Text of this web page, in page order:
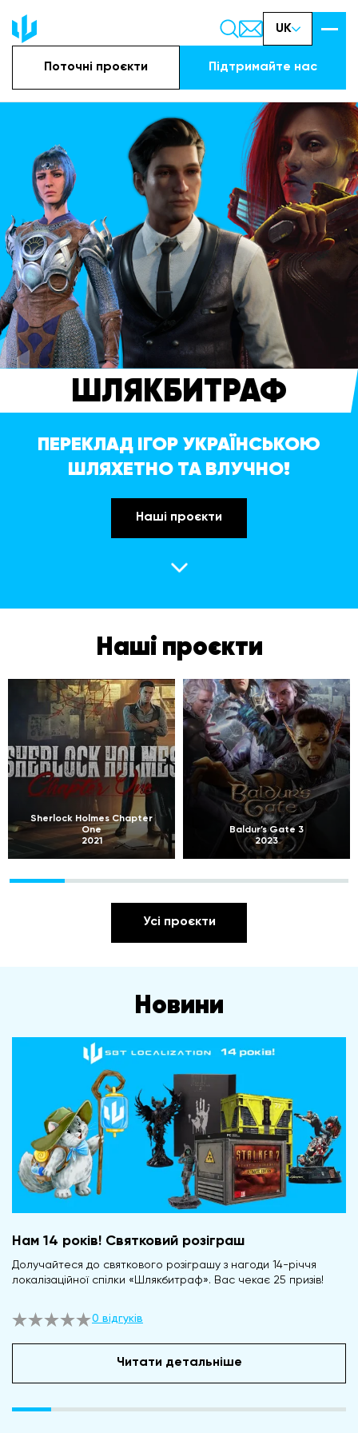
UK
Поточні проєкти Підтримайте наc
ШЛЯКБИТРАФ
ПЕРЕКЛАД ІГОР УКРАЇНСЬКОЮ
ШЛЯХЕТНО ТА ВЛУЧНО!
Наші проєкти
Наші проєкти
Sherlock Holmes Chapter
One
2021
Baldur’s Gate 3
2023
Усі проєкти
Новини
Нам 14 років! Святковий розіграш
Долучайтеся до святкового розіграшу з нагоди 14-річчя
локалізаційної спілки «Шлякбитраф». Вас чекає 25 призів!
0 відгуків
Читати детальніше